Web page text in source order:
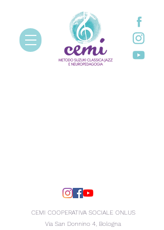
CEMI COOPERATIVA SOCIALE ONLUS
Via San Donnino 4, Bologna